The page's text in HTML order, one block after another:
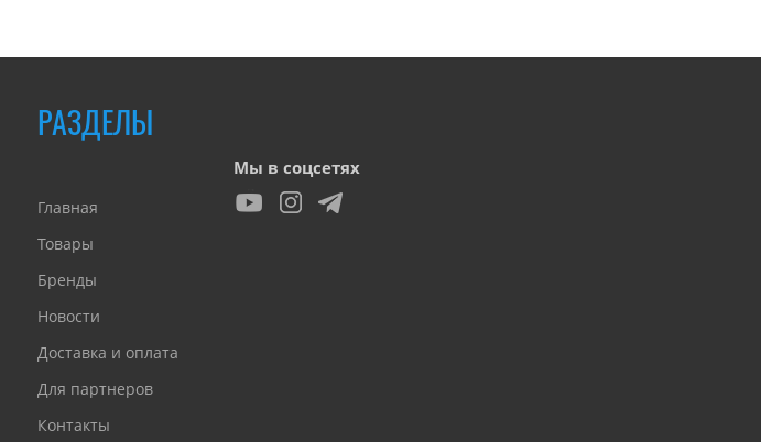
РАЗДЕЛЫ
Главная
Товары
Бренды
Новости
Доставка и оплата
Для партнеров
Контакты
Мы в соцсетях